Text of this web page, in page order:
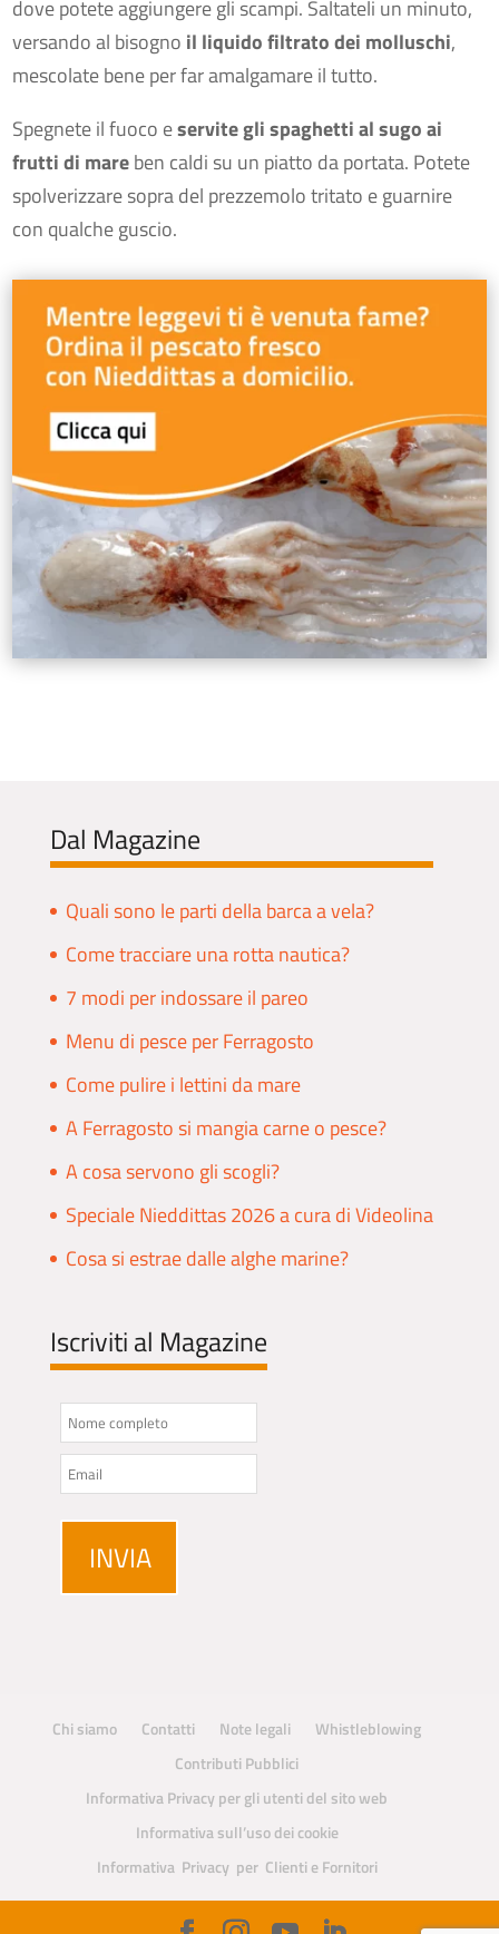
dove potete aggiungere gli scampi. Saltateli un minuto,
versando al bisogno il liquido filtrato dei molluschi,
mescolate bene per far amalgamare il tutto.
Spegnete il fuoco eservite gli spaghetti al sugo ai
frutti di mareben caldi su un piatto da portata. Potete
spolverizzare sopra del prezzemolo tritato e guarnire
con qualche guscio.
Dal Magazine
Quali sono le parti della barca a vela?
Come tracciare una rotta nautica?
7 modi per indossare il pareo
Menu di pesce per Ferragosto
Come pulire i lettini da mare
A Ferragosto si mangia carne o pesce?
A cosa servono gli scogli?
Speciale Nieddittas 2026 a cura di Videolina
Cosa si estrae dalle alghe marine?
Iscriviti al Magazine
Chi siamo Contatti Note legali
Whistleblowing
Contributi Pubblici
Informativa Privacy per gli utenti del sito web
Informativa sull’uso dei cookie
Informativa Privacy per Clienti e Fornitori